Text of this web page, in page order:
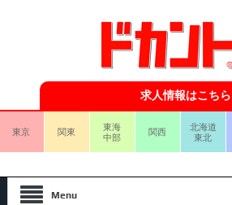
求人情報はこちら
東京 関東
東海
中部
関西
北海道
東北
Menu